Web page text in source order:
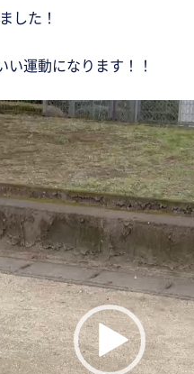
した！
運動になります！！